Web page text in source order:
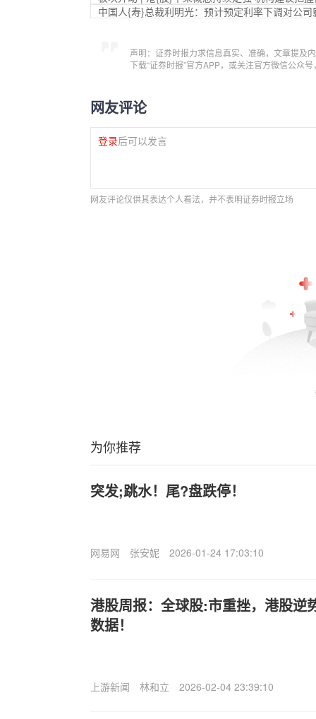
中国人{寿}总裁利明光：预计预定利率下调对公司
声明：证券时报力求信息真实、准确，文章提及
下载“证券时报”官方APP，或关注官方微信公众
网友评论
登录后可以发言
网友评论仅供其表达个人看法，并不表明证券时报立场
为你推荐
突发;跳水！尾?盘跌停！
网易网 张安妮 2026-01-24 17:03:10
港股周报：全球股:市重挫，港股逆
数据！
上游新闻 林和立 2026-02-04 23:39:10